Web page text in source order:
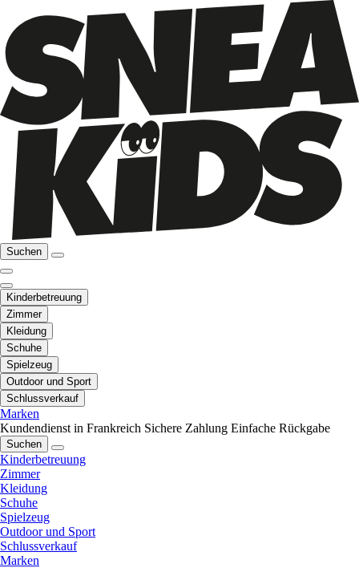
Suchen
Kinderbetreuung
Zimmer
Kleidung
Schuhe
Spielzeug
Outdoor und Sport
Schlussverkauf
Marken
Kundendienst in Frankreich Sichere Zahlung Einfache Rückgabe
Suchen
Kinderbetreuung
Zimmer
Kleidung
Schuhe
Spielzeug
Outdoor und Sport
Schlussverkauf
Marken